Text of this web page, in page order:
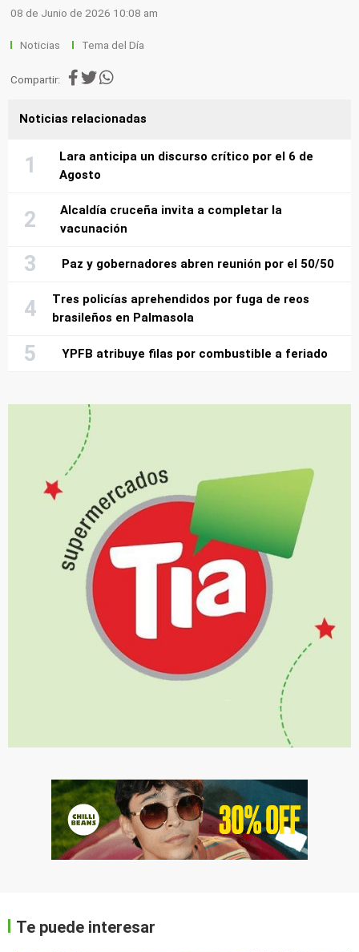
08 de Junio de 2026 10:08 am
Noticias Tema del Día
Compartir:
Noticias relacionadas
Lara anticipa un discurso crítico por el 6 de
Agosto
Alcaldía cruceña invita a completar la
vacunación
Paz y gobernadores abren reunión por el 50/50
Tres policías aprehendidos por fuga de reos
brasileños en Palmasola
YPFB atribuye filas por combustible a feriado
Te puede interesar